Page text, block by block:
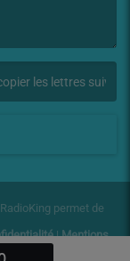
permet de
|Mentions